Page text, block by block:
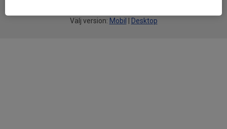
Välj version: Mobil Desktop